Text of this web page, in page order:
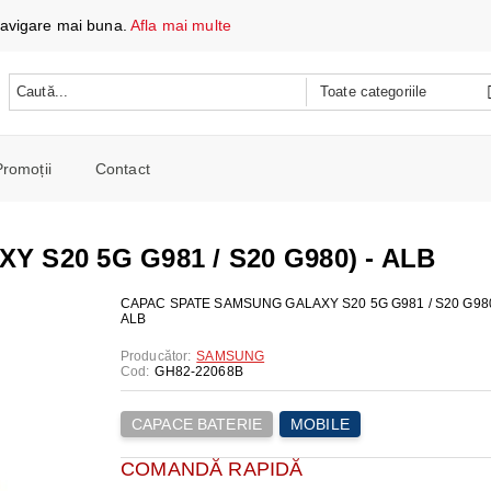
ȘI ÎNCĂRCARE
TELEFOANE ȘI TABLETE
PORTABILI
ȘI CAFETIERE
COMBINE FRIGORIFICE
spalat si Uscatoare
de călcat
cu microunde
Contact
S20 5G G981 / S20 G980) - ALB
CAPAC SPATE SAMSUNG GALAXY S20 5G G981 / S20
ALB
Producător: SAMSUNG
Cod: GH82-22068B
CAPACE BATERIE MOBILE
COMANDĂ RAPIDĂ
mai buna.Afla mai multe